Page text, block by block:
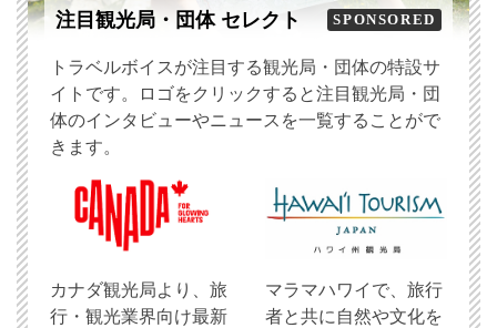
注目観光局・団体 セレクト SPONSORED
トラベルボイスが注目する観光局・団体の特設サ
イトです。ロゴをクリックすると注目観光局・団
体のインタビューやニュースを一覧することがで
きます。
​カナダ観光局より、旅
行・観光業界向け最新
マラマハワイで、旅行
者と共に自然や文化を